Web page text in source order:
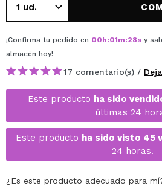
¡Confirma tu pedido en 00h:01m:28s y
almacén hoy!
17 comentario(s) /
Este producto ha sido
últimas 24
Este producto ha sido visto 45
24 horas.
¿Es este producto adecuado para